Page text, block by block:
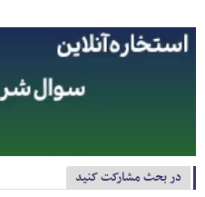
در بحث مشارکت کنید